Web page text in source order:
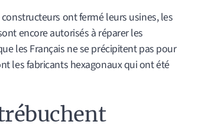
ont fermé leurs usines, les
encore autorisés à réparer les
les Français ne se précipitent pas pour
les fabricants hexagonaux qui ont été